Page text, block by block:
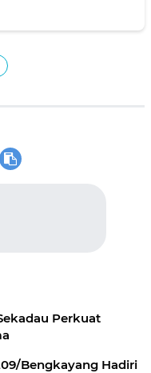
Perkuat
Bengkayang Hadiri